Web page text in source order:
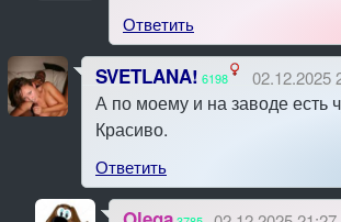
Ответить
SVETLANA! 6198 02.12.2025
А по моему и на заводе есть
Красиво.
Ответить